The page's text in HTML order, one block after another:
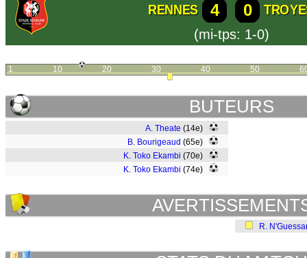
RENNES 4 0
(mi-tps: 1-0)
1 10 20 30 40 50
BUTEURS
A. Theate (14e)
B. Bourigeaud (65e)
K. Toko Ekambi (70e)
K. Toko Ekambi (74e)
R.